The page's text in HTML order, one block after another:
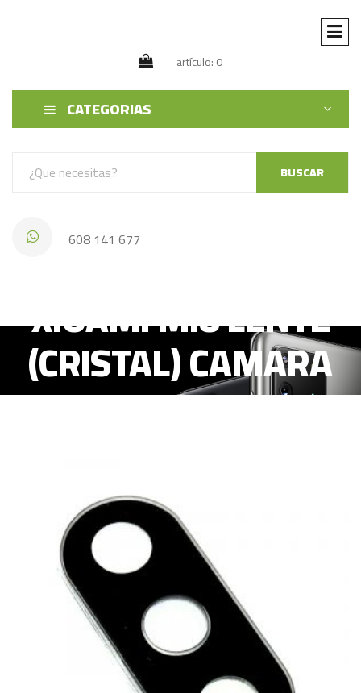
artículo: 0
CATEGORIAS
BUSCAR
608 141 677
XIOAMI MI8 LENTE
(CRISTAL) CAMARA
TRASERA